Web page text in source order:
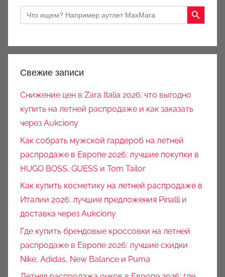
Search
for:
Search Button
Свежие записи
Снижение цен в Zara Italia 2026: что выгодно
купить на летней распродаже и как заказать
через Aukciony
Как собрать мужской гардероб на летней
распродаже в Европе 2026: лучшие покупки в
HUGO BOSS, GUESS и Tom Tailor
Как купить косметику на летней распродаже в
Италии 2026: лучшие предложения Pinalli и
доставка через Aukciony
Где купить брендовые кроссовки на летней
распродаже в Европе 2026: лучшие скидки
Nike, Adidas, New Balance и Puma